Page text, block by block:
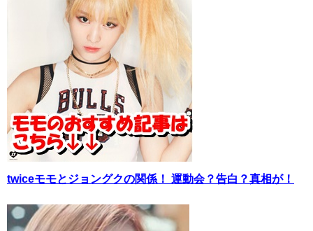
twiceモモとジョングクの関係！ 運動会？告白？真相が！